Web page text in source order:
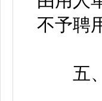
不予聘
五、